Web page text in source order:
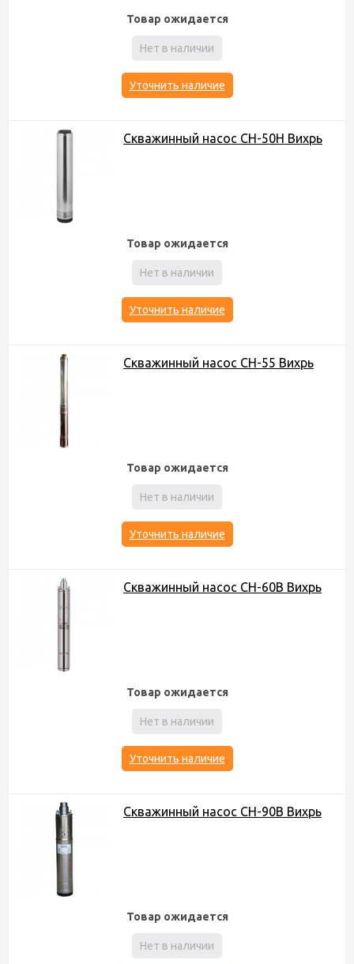
Товар ожидается
Нет в наличии
Уточнить наличие
Скважинный насос СН-50Н Вихрь
Товар ожидается
Нет в наличии
Уточнить наличие
Скважинный насос СН-55 Вихрь
Товар ожидается
Нет в наличии
Уточнить наличие
Скважинный насос СН-60B Вихрь
Товар ожидается
Нет в наличии
Уточнить наличие
Скважинный насос СН-90B Вихрь
Товар ожидается
Нет в наличии